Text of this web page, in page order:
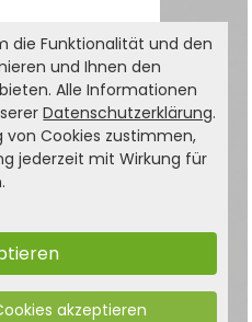
mit
mit
€
die Funktionalität und den
und Ihnen den
Alle Informationen
Datenschutzerklärung.
von Cookies zustimmen,
jederzeit mit Wirkung für
akzeptieren